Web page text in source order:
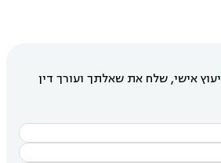
יעוץ אישי, שלח את שאלתך ועורך דין